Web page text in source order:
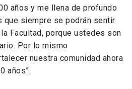
años y me llena de profundo
que siempre se podrán sentir
Facultad, porque ustedes son
Por lo mismo
nuestra comunidad ahora
años”.